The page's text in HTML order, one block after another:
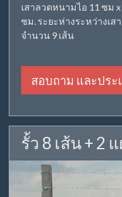
เสาลวดหนามไอ 11 ซม x
ซม. ระยะห่างระหว่างเส
จำนวน 9 เส้น
สอบถาม และประ
รั้ว 8 เส้น + 2